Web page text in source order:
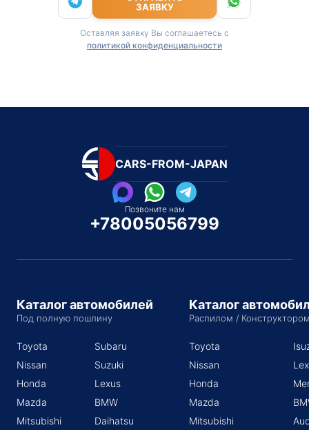
ЗАЯВКУ
Оставляя заявку Вы соглашаетесь с
политикой конфиденциальности
CARS-FROM-JAPAN
Позвоните нам
+78005056799
Каталог автомобилей
Под полную пошлину
Toyota
Nissan
Honda
Mazda
Mitsubishi
Subaru
Suzuki
Lexus
BMW
Daihatsu
Каталог
Распилом /
Toyota
Nissan
Honda
Mazda
Mitsubishi